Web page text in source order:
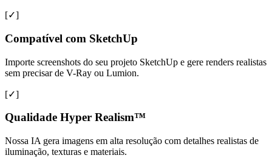
[✓]
Compatível com SketchUp
Importe screenshots do seu projeto SketchUp e gere renders realistas
sem precisar de V-Ray ou Lumion.
[✓]
Qualidade Hyper Realism™
Nossa IA gera imagens em alta resolução com detalhes realistas de
iluminação, texturas e materiais.